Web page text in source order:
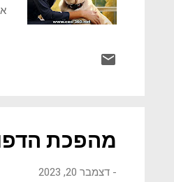
מהפכת
- דצמבר 20, 2023